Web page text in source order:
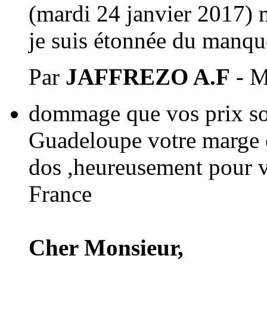
(mardi 24 janvier 2017)
je suis étonnée du
Par JAFFREZO A.F -
dommage que vos prix
Guadeloupe votre
dos ,heureusement pour
France
Cher Monsieur,